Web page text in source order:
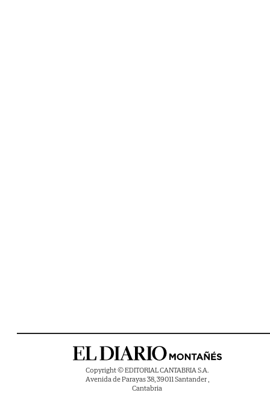
Copyright © EDITORIAL CANTABRIA S.A.
Avenida de Parayas 38, 39011 Santander ,
Cantabria